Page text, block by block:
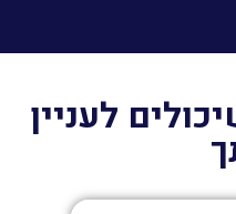
לעניין